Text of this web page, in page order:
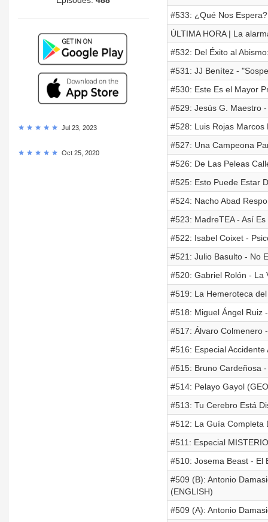
Jul 23, 2023
Oct 25, 2020
#533: ¿Qué Nos
ÚLTIMA HORA | La
#532: Del Éxito al
#531: JJ Benítez -
#530: Este Es el Mayor
#529: Jesús G. Maestro
#528: Luis Rojas Marcos
#527: Una Campeona
#526: De Las Peleas
#525: Esto Puede Estar
#524: Nacho Abad
#523: MadreTEA - Así
#522: Isabel Coixet -
#521: Julio Basulto - No
#520: Gabriel Rolón - La
#519: La Hemeroteca
#518: Miguel Ángel Ruiz
#517: Álvaro Colmenero
#516: Especial
#515: Bruno Cardeñosa
#514: Pelayo Gayol
#513: Tu Cerebro Está
#512: La Guía Completa
#511: Especial
#510: Josema Beast - El
#509 (B): Antonio
(ENGLISH)
#509 (A): Antonio